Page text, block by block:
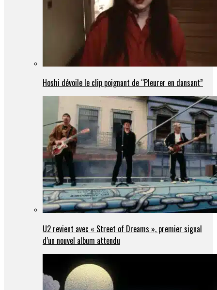
Hoshi dévoile le clip poignant de “Pleurer en dansant”
U2 revient avec « Street of Dreams », premier signal
d’un nouvel album attendu